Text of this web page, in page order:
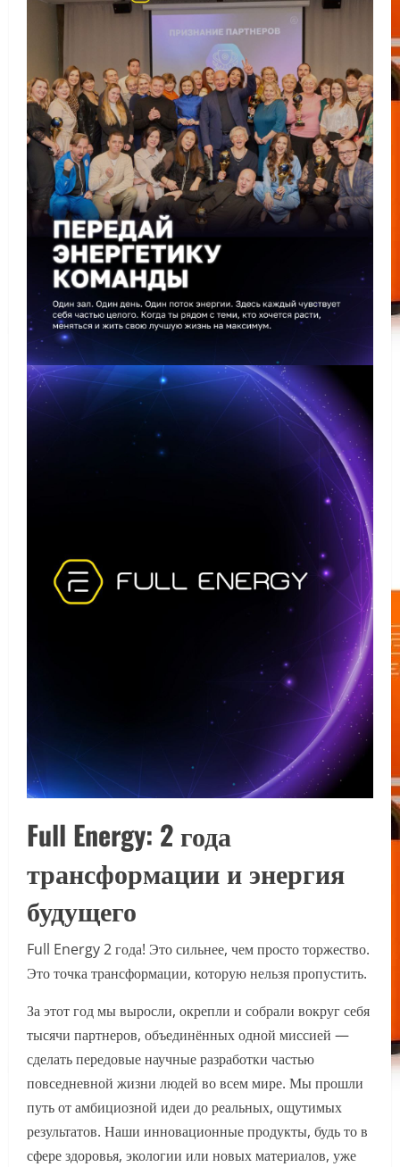
Full Energy: 2 года
трансформации и энергия
будущего
Full Energy 2 года! Это сильнее, чем просто торжество.
Это точка трансформации, которую нельзя пропустить.
За этот год мы выросли, окрепли и собрали вокруг себя
тысячи партнеров, объединённых одной миссией —
сделать передовые научные разработки частью
повседневной жизни людей во всем мире. Мы прошли
путь от амбициозной идеи до реальных, ощутимых
результатов. Наши инновационные продукты, будь то в
сфере здоровья, экологии или новых материалов, уже